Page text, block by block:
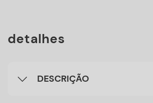
detalhes
DESCRIÇÃO